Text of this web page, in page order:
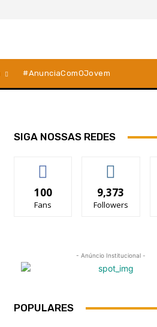
#AnunciaComOJovem
SIGA NOSSAS REDES
100
Fans
9,373
Followers
- Anúncio Institucional -
POPULARES